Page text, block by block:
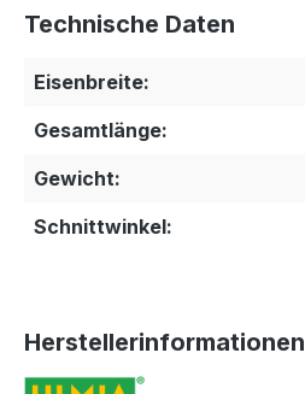
Technische Daten
Eisenbreite:
Gesamtlänge:
Gewicht:
Schnittwinkel:
Herstellerinformationen